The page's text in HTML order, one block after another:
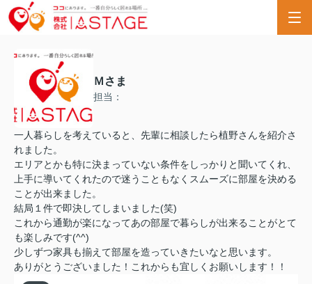
Ｍさま
担当：
一人暮らしを考えていると、先輩に相談したら植野さんを紹介さ
れました。
エリアとかも特に決まっていない条件をしっかりと聞いてくれ、
上手に導いてくれたので迷うこともなくスムーズに部屋を決める
ことが出来ました。
結局１件で即決してしまいました(笑)
これから通勤が楽になってあの部屋で暮らしが出来ることがとて
も楽しみです(^^)
少しずつ家具も揃えて部屋を造っていきたいなと思います。
ありがとうございました！これからも宜しくお願いします！！